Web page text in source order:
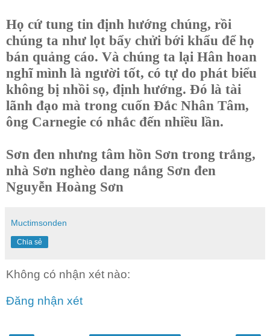
Họ cứ tung tin định hướng chúng, rồi
chúng ta như lọt bẩy chửi bới khẩu để họ
bán quảng cáo. Và chúng ta lại Hân hoan
nghĩ mình là người tốt, có tự do phát biểu
không bị nhồi sọ, định hướng. Đó là tài
lãnh đạo mà trong cuốn Đắc Nhân Tâm,
ông Carnegie có nhắc đến nhiều lần.
Sơn đen nhưng tâm hồn Sơn trong trắng,
nhà Sơn nghèo dang nắng Sơn đen
Nguyễn Hoàng Sơn
Muctimsonden
Chia sẻ
Không có nhận xét nào:
Đăng nhận xét